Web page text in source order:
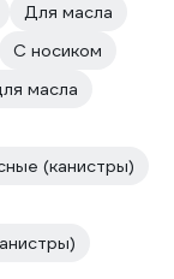
Для масла
С носиком
масла
(канистры)